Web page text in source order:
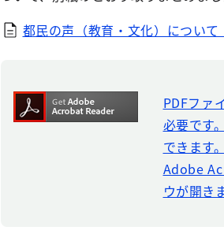
都民の声（教育・文化）について
PDFファ
必要です
できます。
Adobe
ウが開き